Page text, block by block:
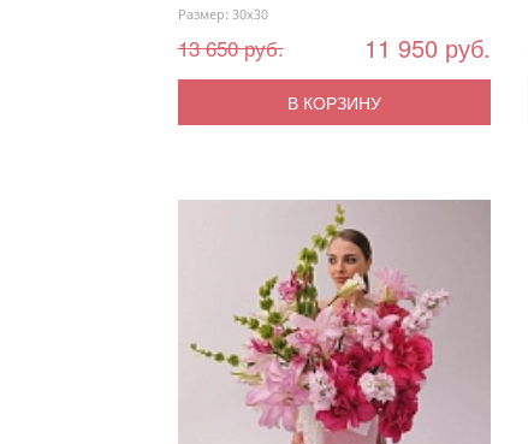
Размер: 30x30
13 650 руб. 11 950 руб.
В КОРЗИНУ